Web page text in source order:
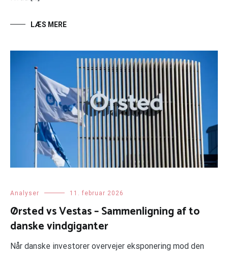
LÆS MERE
Analyser 11. februar 2026
Ørsted vs Vestas – Sammenligning af to
danske vindgiganter
Når danske investorer overvejer eksponering mod den